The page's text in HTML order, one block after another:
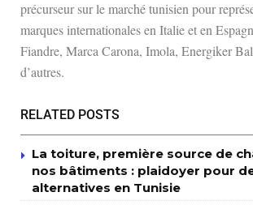
précurseur sur le marché tunisien pour
marques internationales en Italie et en
Fiandre, Marca Carona, Imola, Energiker
d’autres.
RELATED POSTS
La toiture, première source de
nos bâtiments : plaidoyer pour
alternatives en Tunisie